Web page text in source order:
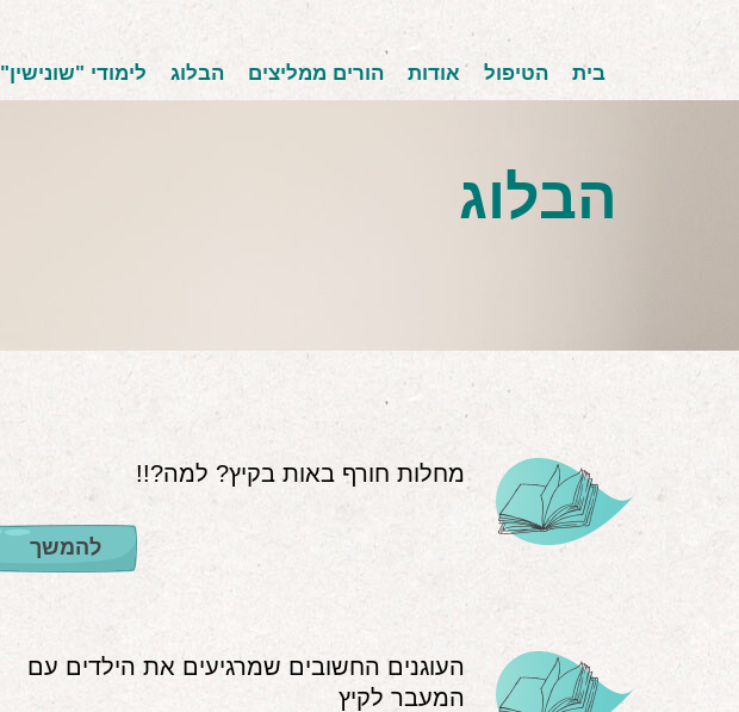
בית הטיפול אודות הורים ממליצים הבלוג לימודי "שונישין"
הבלוג
מחלות חורף באות בקיץ? למה?!!
להמשך
העוגנים החשובים שמרגיעים את הילדים עם
המעבר לקיץ